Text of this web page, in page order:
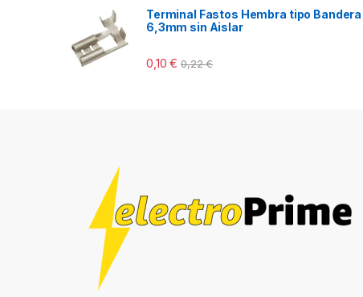
Terminal Fastos Hembra tipo Bandera
6,3mm sin Aislar
0,10€ 0,22€